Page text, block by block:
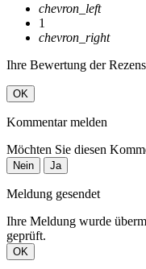
chevron_left
1
chevron_right
Ihre Bewertung der
OK
Kommentar melden
Möchten Sie diesen
Nein Ja
Meldung gesendet
Ihre Meldung wurde
geprüft.
OK